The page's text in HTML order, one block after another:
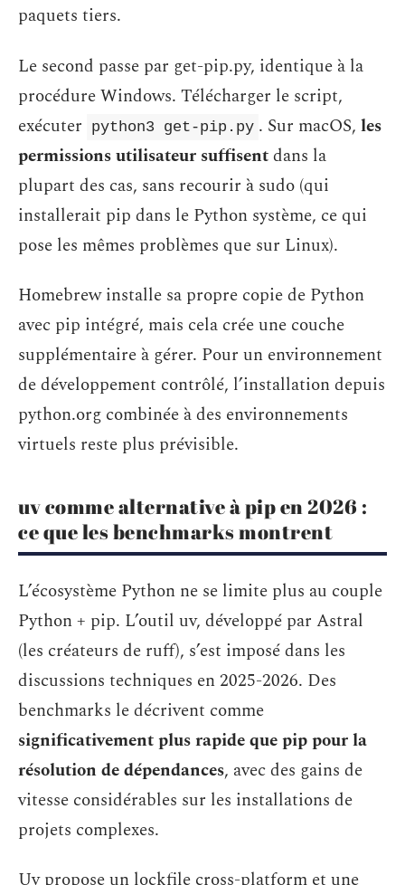
paquets tiers.
Le second passe par get-pip.py, identique à la
procédure Windows. Télécharger le script,
exécuter
python3 get-pip.py . Sur macOS, les
permissions utilisateur suffisentdans la
plupart des cas, sans recourir à sudo (qui
installerait pip dans le Python système, ce qui
pose les mêmes problèmes que sur Linux).
Homebrew installe sa propre copie de Python
avec pip intégré, mais cela crée une couche
supplémentaire à gérer. Pour un environnement
de développement contrôlé, l’installation depuis
python.org combinée à des environnements
virtuels reste plus prévisible.
uv comme alternative à pip en 2026 :
ce que les benchmarks montrent
L’écosystème Python ne se limite plus au couple
Python + pip. L’outil uv, développé par Astral
(les créateurs de ruff), s’est imposé dans les
discussions techniques en 2025-2026. Des
benchmarks le décrivent comme
significativement plus rapide que pip pour la
résolution de dépendances, avec des gains de
vitesse considérables sur les installations de
projets complexes.